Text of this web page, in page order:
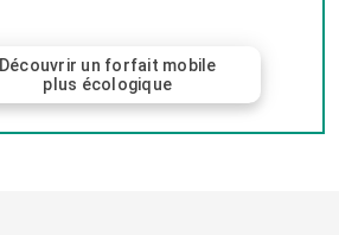
Découvrir un forfait mobile
plus écologique